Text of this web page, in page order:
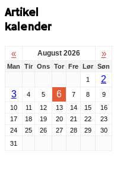
Artikel
kalender
« August 2026 »
Man Tir Ons Tor Fre Lør Søn
1
2
3
4 5 6 7 8
9
10
11 12 13 14 15
16
17
18 19 20 21 22
23
24
25 26 27 28 29
30
31